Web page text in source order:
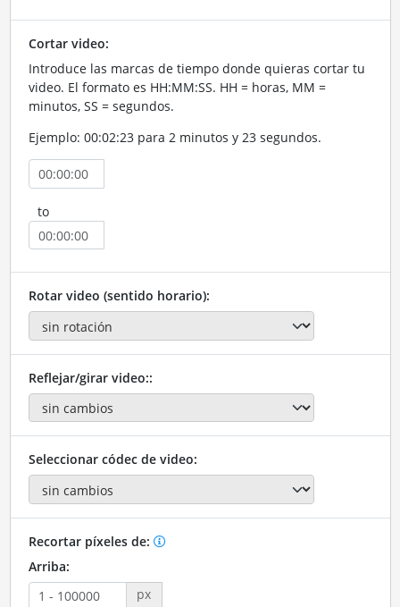
Cortar video:
Introduce las marcas de tiempo donde quieras cortar tu
video. El formato es HH:MM:SS. HH = horas, MM =
minutos, SS = segundos.
Ejemplo: 00:02:23 para 2 minutos y 23 segundos.
to
Rotar video (sentido horario):
Reflejar/girar video::
Seleccionar códec de video:
Recortar píxeles de:
Arriba:
px